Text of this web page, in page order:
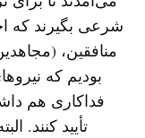
شرعی بگیرند که
منافقین،
بودیم که
فداکاری هم
تأیید کنند.